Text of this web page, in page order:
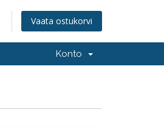
Vaata ostukorvi
Konto